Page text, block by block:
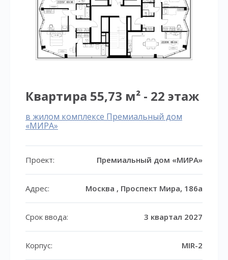
Квартира 55,73 м² - 22 этаж
в жилом комплексе Премиальный дом
«МИРА»
Проект: Премиальный дом «МИРА»
Адрес: Москва , Проспект Мира, 186а
Срок ввода: 3 квартал 2027
Корпус: MIR-2